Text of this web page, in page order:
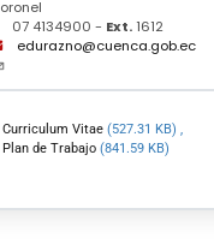
07 4134900 - Ext.1612
edurazno@cuenca.gob.ec
Curriculum Vitae (527.31 KB) ,
Plan de Trabajo (841.59 KB)